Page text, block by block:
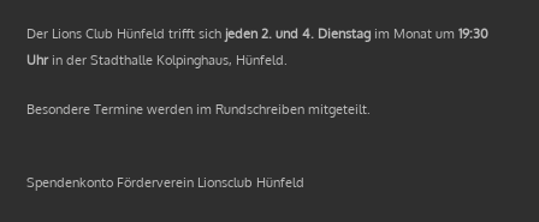
Der Lions Club Hünfeld trifft sich jeden 2. und 4. Dienstag im Monat um19:30
Uhrin der Stadthalle Kolpinghaus, Hünfeld.
Besondere Termine werden im Rundschreiben mitgeteilt.
Spendenkonto Förderverein Lionsclub Hünfeld